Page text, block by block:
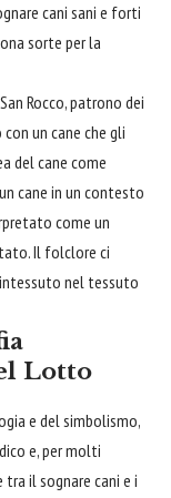
cani sani e forti
sorte per la
Rocco, patrono dei
un cane che gli
del cane come
cane in un contesto
come un
Il folclore ci
nel tessuto
Lotto
e del simbolismo,
e, per molti
il sognare cani e i